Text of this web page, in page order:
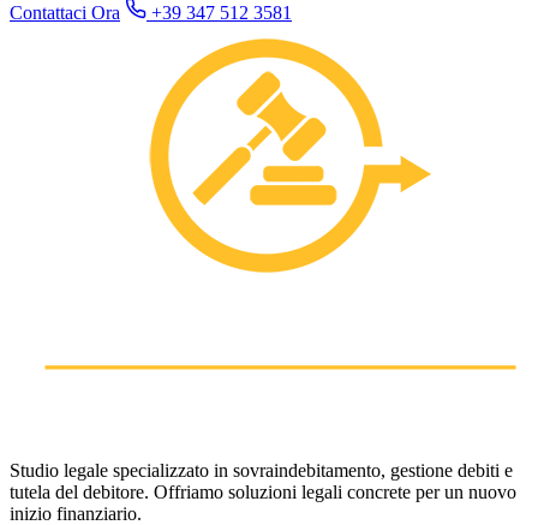
Contattaci Ora +39 347 512 3581
Studio legale specializzato in sovraindebitamento, gestione debiti e
tutela del debitore. Offriamo soluzioni legali concrete per un nuovo
inizio finanziario.